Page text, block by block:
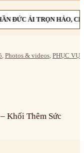
ĐỨC ÁI TRỌN HẢO,
Photos & videos PHỤC VỤ
Khối Thêm Sức